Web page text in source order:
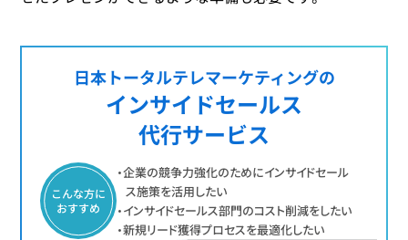
日本トータルテレマーケティングの
インサイドセールス
代行サービス
こんな方に
おすすめ
・企業の競争力強化のためにインサイドセール
ス施策を活用したい
・インサイドセールス部門のコスト削減をしたい
・新規リード獲得プロセスを最適化したい